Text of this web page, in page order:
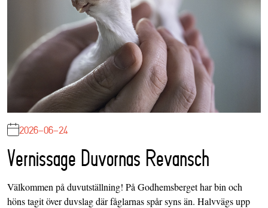
2026-06-24
Vernissage Duvornas Revansch
Välkommen på duvutställning! På Godhemsberget har bin och
höns tagit över duvslag där fåglarnas spår syns än. Halvvägs upp